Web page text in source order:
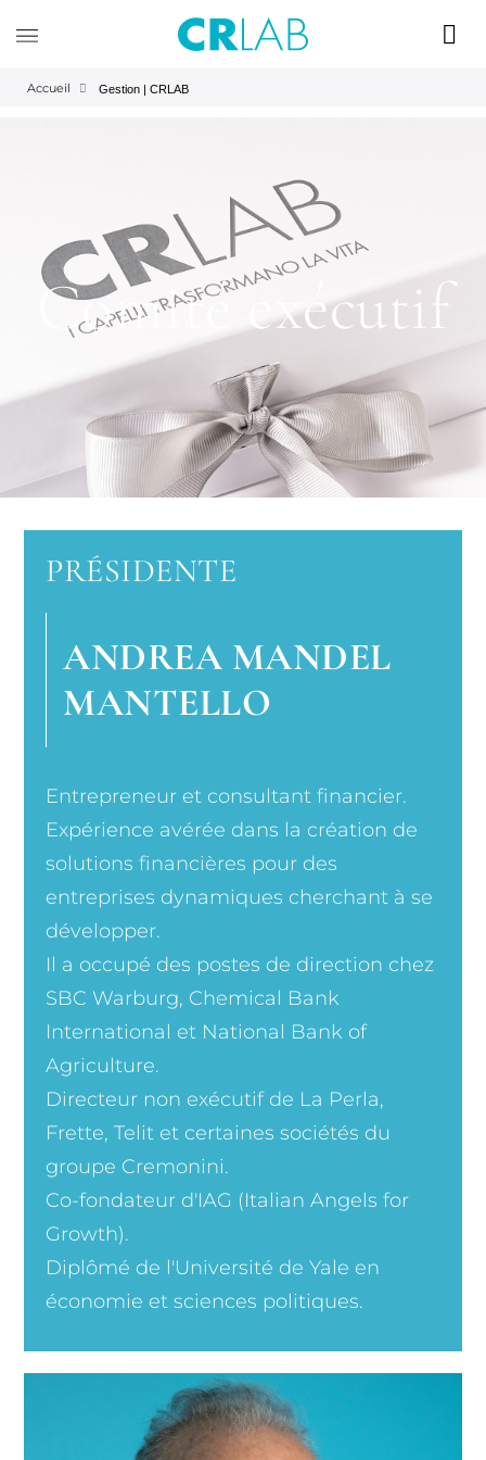
Accueil Gestion | CRLAB
Comité exécutif
PRÉSIDENTE
ANDREA MANDEL
MANTELLO
Entrepreneur et consultant financier.
Expérience avérée dans la création de
solutions financières pour des
entreprises dynamiques cherchant à se
développer.
Il a occupé des postes de direction chez
SBC Warburg, Chemical Bank
International et National Bank of
Agriculture.
Directeur non exécutif de La Perla,
Frette, Telit et certaines sociétés du
groupe Cremonini.
Co-fondateur d'IAG (Italian Angels for
Growth).
Diplômé de l'Université de Yale en
économie et sciences politiques.